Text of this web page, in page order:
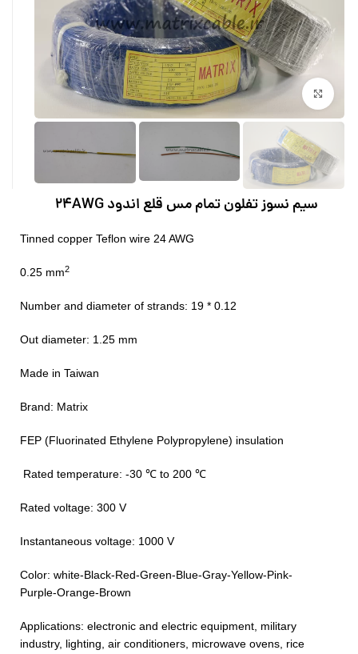
بزرگنمایی تصویر
سیم نسوز تفلون تمام مس قلع اندود 24AWG
Tinned copper Teflon wire 24 AWG
0.25 mm2
Number and diameter of strands: 19 * 0.12
Out diameter: 1.25 mm
Made in Taiwan
Brand: Matrix
FEP (Fluorinated Ethylene Polypropylene) insulation
℃ Rated temperature: -30 ℃ to 200
Rated voltage: 300 V
Instantaneous voltage: 1000 V
Color: white-Black-Red-Green-Blue-Gray-Yellow-Pink-
Purple-Orange-Brown
Applications: electronic and electric equipment, military
industry, lighting, air conditioners, microwave ovens, rice